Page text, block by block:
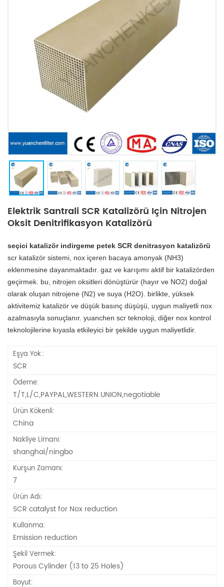
Elektrik Santrali SCR Katalizörü Için Nitrojen
Oksit Denitrifikasyon Katalizörü
seçici katalizör indirgeme petek SCR denitrasyon katalizörü
scr katalizör sistemi, nox içeren bacaya amonyak (NH3)
eklenmesine dayanmaktadır. gaz ve karışımı aktif bir katalizörden
geçirmek. bu, nitrojen oksitleri dönüştürür (hayır ve NO2) doğal
olarak oluşan nitrojene (N2) ve suya (H2O). birlikte, yüksek
aktivitemiz katalizör ve düşük basınç düşüşü, uygun maliyetli nox
azalmasıyla sonuçlanır. yuanchen scr teknoloji, diğer nox kontrol
teknolojilerine kıyasla etkileyici bir şekilde uygun maliyetlidir.
Eşya Yok.:
SCR
Ödeme:
T/T,L/C,PAYPAL,WESTERN UNION,negotiable
Ürün Kökenli:
China
Nakliye Limanı:
shanghai/ningbo
Kurşun Zamanı:
7
Ürün Adı:
SCR catalyst for Nox reduction
Kullanma:
Emission reduction
Şekil Vermek:
Porous Cylinder (13 to 25 Holes)
Boyut: